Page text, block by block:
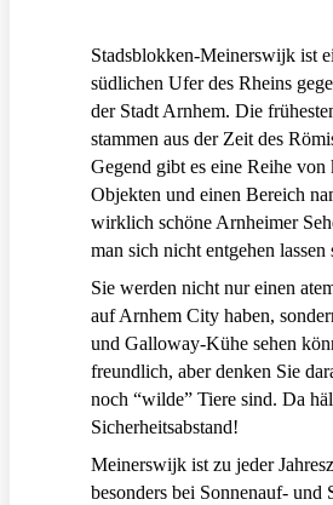
Stadsblokken-Meinerswijk ist
südlichen Ufer des Rheins
der Stadt Arnhem. Die
stammen aus der Zeit des
Gegend gibt es eine Reihe
Objekten und einen Bereich
wirklich schöne Arnheimer
man sich nicht entgehen lassen
Sie werden nicht nur einen
auf Arnhem City haben,
und Galloway-Kühe sehen
freundlich, aber denken Sie
noch “wilde” Tiere sind. Da
Sicherheitsabstand!
Meinerswijk ist zu jeder
besonders bei Sonnenauf- und